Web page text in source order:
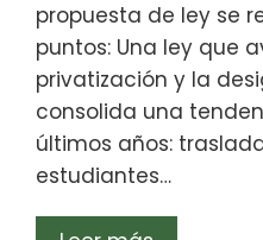
propuesta de ley se
puntos: Una ley que
privatización y la
consolida una
últimos años:
estudiantes…